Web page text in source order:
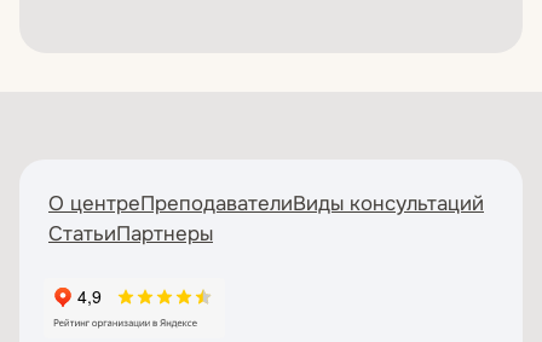
О центреПреподавателиВиды консультаций
СтатьиПартнеры